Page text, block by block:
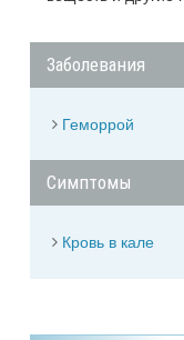
Заболевания
Геморрой
Симптомы
Кровь в кале